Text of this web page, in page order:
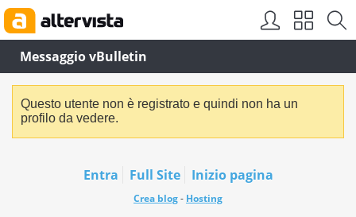
Messaggio vBulletin
Questo utente non è registrato e quindi non ha un
profilo da vedere.
Entra Full Site Inizio pagina
Crea blog- Hosting